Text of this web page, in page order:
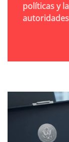
políticas y